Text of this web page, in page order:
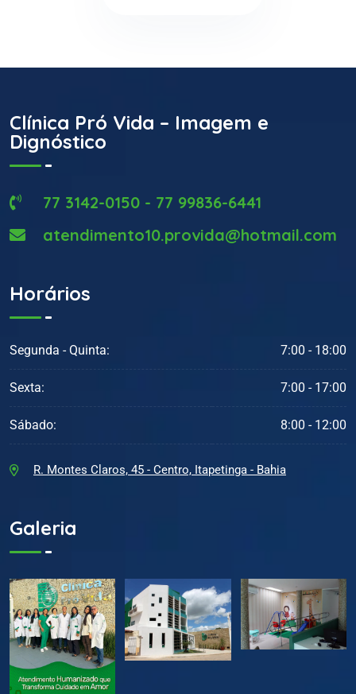
Clínica Pró Vida – Imagem e
Dignóstico
77 3142-0150 - 77 99836-6441
atendimento10.provida@hotmail.com
Horários
Segunda - Quinta: 7:00 - 18:00
Sexta: 7:00 - 17:00
Sábado: 8:00 - 12:00
R. Montes Claros, 45 - Centro, Itapetinga - Bahia
Galeria